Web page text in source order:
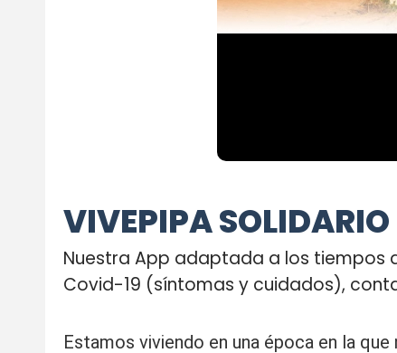
VIVEPIPA SOLIDARIO
Nuestra App adaptada a los tiempos
Covid-19 (síntomas y cuidados),
Estamos viviendo en una época en la